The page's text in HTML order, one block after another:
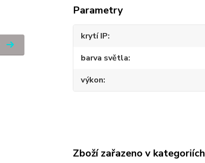
Parametry
krytí IP
barva světla
výkon
Zboží zařazeno v kategoriích